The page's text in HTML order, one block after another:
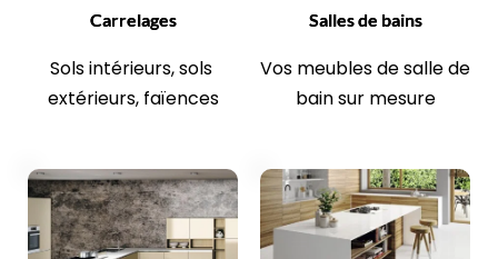
Carrelages
Sols intérieurs, sols
extérieurs, faïences
Salles de bains
Vos meubles de salle de
bain sur mesure